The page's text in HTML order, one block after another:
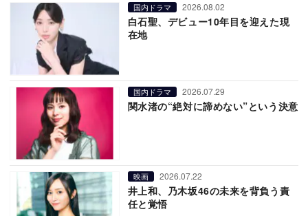
国内ドラマ 2026.08.02
白石聖、デビュー10年目を迎えた現
在地
国内ドラマ 2026.07.29
関水渚の“絶対に諦めない”という決意
映画 2026.07.22
井上和、乃木坂46の未来を背負う責
任と覚悟